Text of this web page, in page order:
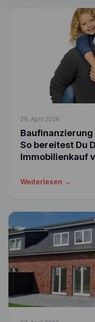
29. April 2026
So bereitest Du
Immobilienkauf
Weiterlesen →